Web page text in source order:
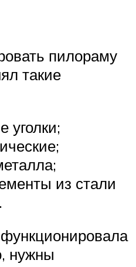
пилораму
такие
уголки;
из стали
нужны